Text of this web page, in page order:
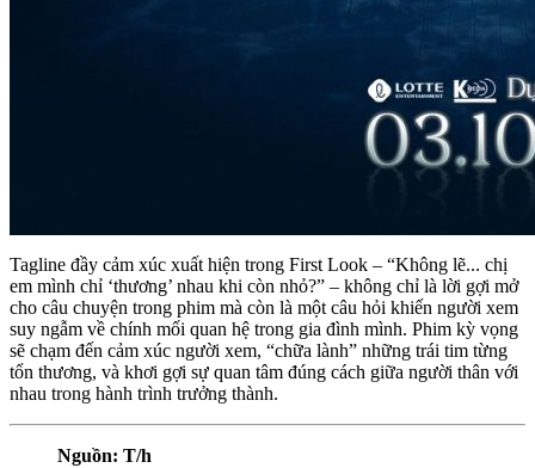
Tagline đầy cảm xúc xuất hiện trong First Look – “Không lẽ... chị
em mình chỉ ‘thương’ nhau khi còn nhỏ?” – không chỉ là lời gợi mở
cho câu chuyện trong phim mà còn là một câu hỏi khiến người xem
suy ngẫm về chính mối quan hệ trong gia đình mình. Phim kỳ vọng
sẽ chạm đến cảm xúc người xem, “chữa lành” những trái tim từng
tổn thương, và khơi gợi sự quan tâm đúng cách giữa người thân với
nhau trong hành trình trưởng thành.
Nguồn: T/h